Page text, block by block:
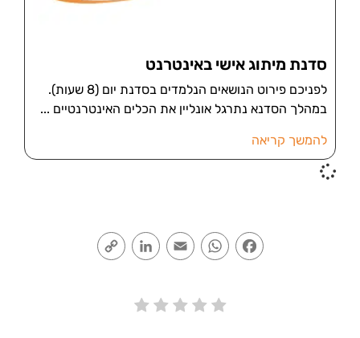
סדנת מיתוג אישי באינטרנט
לפניכם פירוט הנושאים הנלמדים בסדנת יום (8 שעות).
במהלך הסדנא נתרגל אונליין את הכלים האינטרנטיים
להמשך קריאה
Facebook
WhatsApp
Email
LinkedIn